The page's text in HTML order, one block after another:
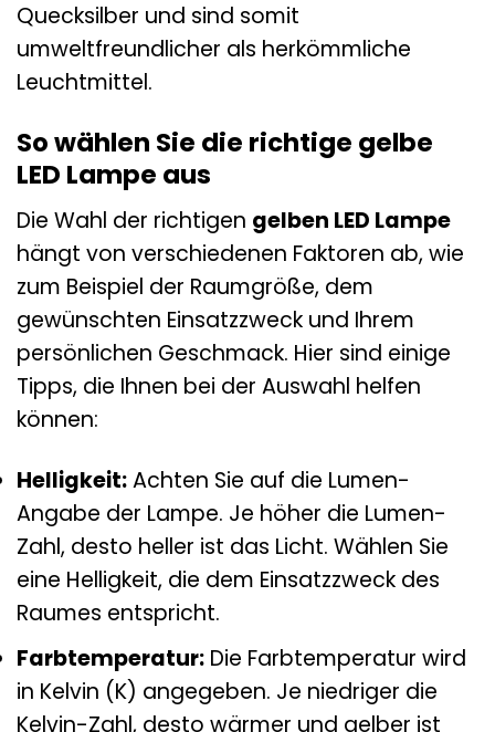
Quecksilber und sind somit
umweltfreundlicher als herkömmliche
Leuchtmittel.
So wählen Sie die richtige gelbe
LED Lampe aus
Die Wahl der richtigen gelben LED Lampe
hängt von verschiedenen Faktoren ab, wie
zum Beispiel der Raumgröße, dem
gewünschten Einsatzzweck und Ihrem
persönlichen Geschmack. Hier sind einige
Tipps, die Ihnen bei der Auswahl helfen
können:
Helligkeit:Achten Sie auf die Lumen-
Angabe der Lampe. Je höher die Lumen-
Zahl, desto heller ist das Licht. Wählen Sie
eine Helligkeit, die dem Einsatzzweck des
Raumes entspricht.
Farbtemperatur: Die Farbtemperatur wird
in Kelvin (K) angegeben. Je niedriger die
Kelvin-Zahl, desto wärmer und gelber ist